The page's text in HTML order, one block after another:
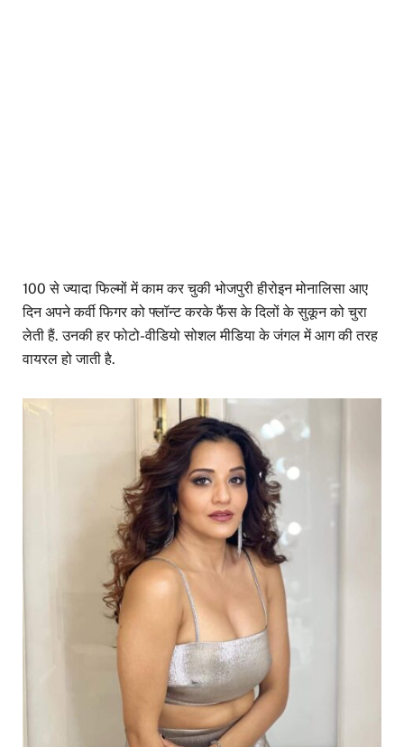
100 से ज्यादा फिल्मों में काम कर चुकी भोजपुरी हीरोइन मोनालिसा आए
दिन अपने कर्वी फिगर को फ्लॉन्ट करके फैंस के दिलों के सुकून को चुरा
लेती हैं. उनकी हर फोटो-वीडियो सोशल मीडिया के जंगल में आग की तरह
वायरल हो जाती है.